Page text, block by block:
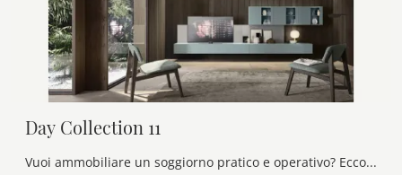
Day Collection 11
Vuoi ammobiliare un soggiorno pratico e operativo? Ecco a te la parete attrezzata Day Collection 11 Alf Da Frè dalle linee decise moderne.